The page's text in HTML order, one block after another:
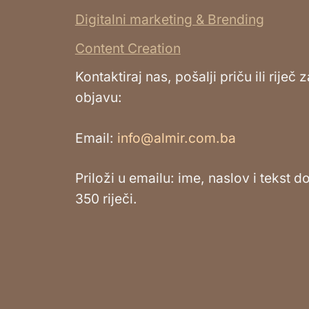
Digitalni marketing & Brending
Content Creation
Kontaktiraj nas, pošalji priču ili riječ
objavu:
Email: info@almir.com.ba
Priloži u emailu: ime, naslov i tekst
350 riječi.